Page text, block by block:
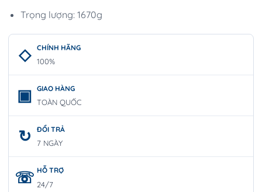
Trọng lượng: 1670g
CHÍNH HÃNG
100%
GIAO HÀNG
TOÀN QUỐC
ĐỔI TRẢ
7 NGÀY
HỖ TRỢ
24/7